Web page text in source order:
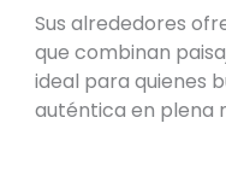
Sus alrededores
que combinan
ideal para quienes
auténtica en plena